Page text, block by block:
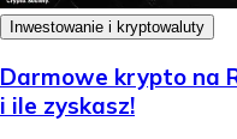
Inwestowanie i kryptowaluty
Darmowe krypto na
i ile zyskasz!